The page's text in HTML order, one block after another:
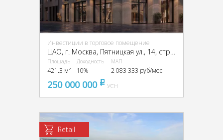
Инвестиции в торговое помещение
Площадь
421.3 м²
Доходность
10%
МАП
2 083 333 руб/мес
250 000 000 pуб
УСН
Retail